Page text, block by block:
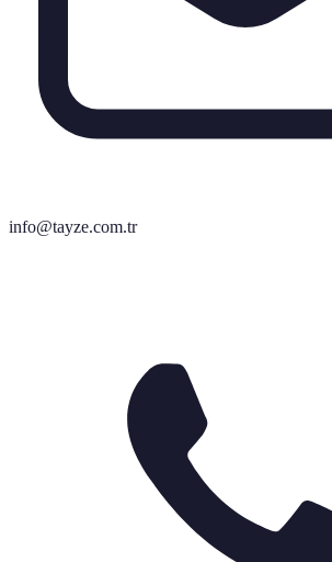
info@tayze.com.tr